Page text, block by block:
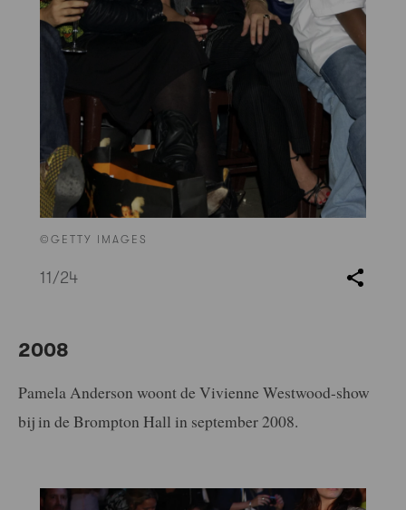
©GETTY IMAGES
11 /24
2008
Pamela Anderson woont de Vivienne Westwood-show
bij in de Brompton Hall in september 2008.